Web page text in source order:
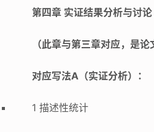
第四章 实证结果分析与讨
（此章与第三章对应，是论
对应写法A（实证分析）：
1 描述性统计